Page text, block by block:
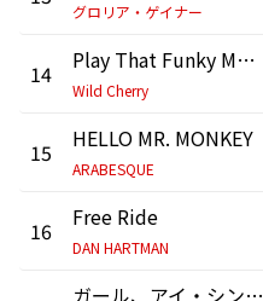
グロリア・ゲイナー
14 Play That Funky Music
Wild Cherry
15 HELLO MR. MONKEY
ARABESQUE
16 Free Ride
DAN HARTMAN
ガール、アイ・シンク・ザ・ワールド・アバウト・ユー